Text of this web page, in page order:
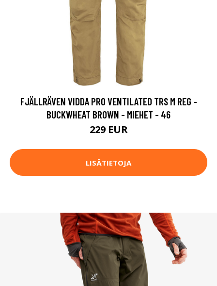
FJÄLLRÄVEN VIDDA PRO VENTILATED TRS M REG -
BUCKWHEAT BROWN - MIEHET - 46
229 EUR
LISÄTIETOJA